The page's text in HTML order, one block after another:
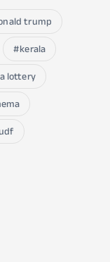
trump
kerala
lottery